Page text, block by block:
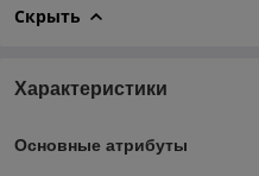
Скрыть
Характеристики
Основные атрибуты